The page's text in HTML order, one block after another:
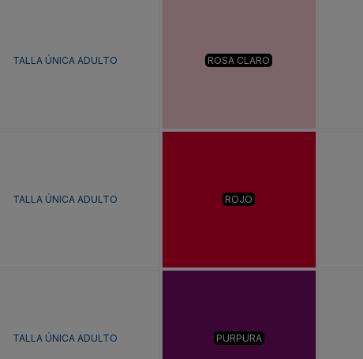
TALLA ÚNICA ADULTO ROSA CLARO
TALLA ÚNICA ADULTO ROJO
TALLA ÚNICA ADULTO PURPURA